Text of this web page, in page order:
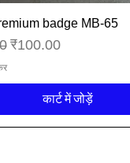
त्वरित दृश्य
badge MB-65
बिक्री मूल्य
₹100.00
कार्ट में जोड़ें